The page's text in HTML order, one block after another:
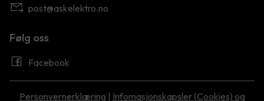
post@askelektro.no
Følg oss
Facebook
Personvernerklæring Infomasjonskapsler (Cookies) og